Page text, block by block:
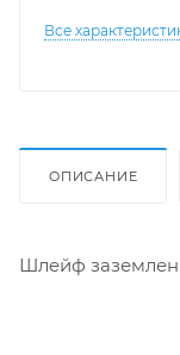
Все
ОПИСАНИЕ
Шлейф